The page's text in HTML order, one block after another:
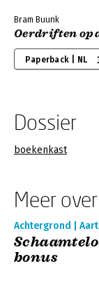
Bram Buunk
Oerdriften op
Paperback | NL
Dossier
boekenkast
Meer
Achtergrond |
bonus